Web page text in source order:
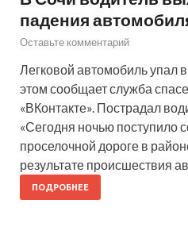
падения
Оставьте комментарий
Легковой автомобиль упал
этом сообщает служба
«ВКонтакте». Пострадал
«Сегодня ночью поступило
проселочной дороге в
результате происшествия
ПОДРОБНЕЕ